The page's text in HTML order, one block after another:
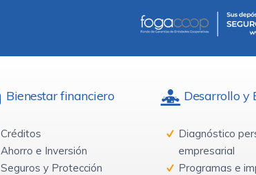
Bienestar financiero
Créditos
Ahorro e Inversión
Seguros y Protección
Desarrollo y
Diagnóstico
empresarial
Programas e